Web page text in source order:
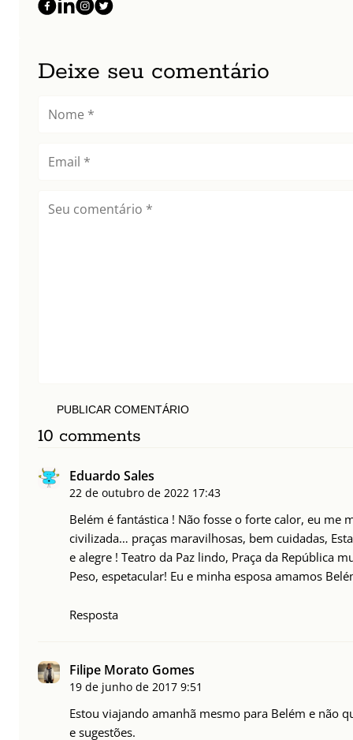
Deixe seu comentário
PUBLICAR COMENTÁRIO
10 comments
Eduardo Sales
22 de outubro de 2022 17:43
Belém é fantástica ! Não fosse o forte calor, eu me
civilizada… praças maravilhosas, bem cuidadas,
e alegre ! Teatro da Paz lindo, Praça da República
Peso, espetacular! Eu e minha esposa amamos
Resposta
Filipe Morato Gomes
19 de junho de 2017 9:51
Estou viajando amanhã mesmo para Belém e não
e sugestões.